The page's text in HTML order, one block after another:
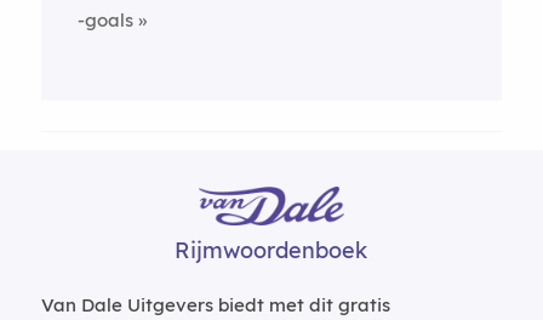
-goals
Rijmwoordenboek
Van Dale Uitgevers biedt met dit gratis